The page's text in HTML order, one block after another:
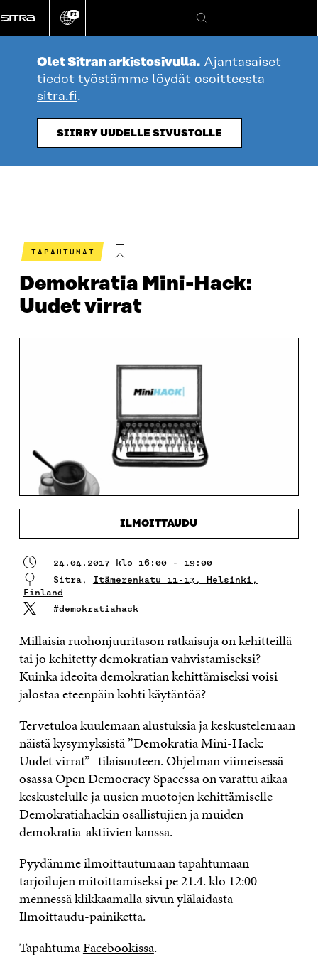
suoraan
sisältöön
Vaihda
kieli
FI
Hae
Olet Sitran arkistosivulla. Ajantasaiset
tiedot työstämme löydät osoitteesta
sitra.fi.
SIIRRY UUDELLE SIVUSTOLLE
TAPAHTUMAT
Demokratia Mini-Hack:
Uudet virrat
ILMOITTAUDU
24.04.2017 klo 16:00 - 19:00
Sitra, Itämerenkatu 11-13, Helsinki,
Finland
#demokratiahack
Millaisia ruohonjuuritason ratkaisuja on kehitteillä
tai jo kehitetty demokratian vahvistamiseksi?
Kuinka ideoita demokratian kehittämiseksi voisi
jalostaa eteenpäin kohti käytäntöä?
Tervetuloa kuulemaan alustuksia ja keskustelemaan
näistä kysymyksistä ”Demokratia Mini-Hack:
Uudet virrat” -tilaisuuteen. Ohjelman viimeisessä
osassa Open Democracy Spacessa on varattu aikaa
keskustelulle ja uusien muotojen kehittämiselle
Demokratiahackin osallistujien ja muiden
demokratia-aktiivien kanssa.
Pyydämme ilmoittautumaan tapahtumaan
tarjoilujen mitoittamiseksi pe 21.4. klo 12:00
mennessä klikkaamalla sivun ylälaidasta
Ilmoittaudu-painiketta.
TapahtumaFacebookissa.